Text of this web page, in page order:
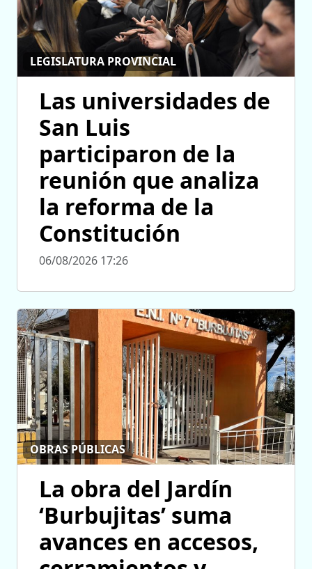
LEGISLATURA PROVINCIAL
Las universidades de
San Luis
participaron de la
reunión que analiza
la reforma de la
Constitución
06/08/2026 17:26
OBRAS PÚBLICAS
La obra del Jardín
‘Burbujitas’ suma
avances en accesos,